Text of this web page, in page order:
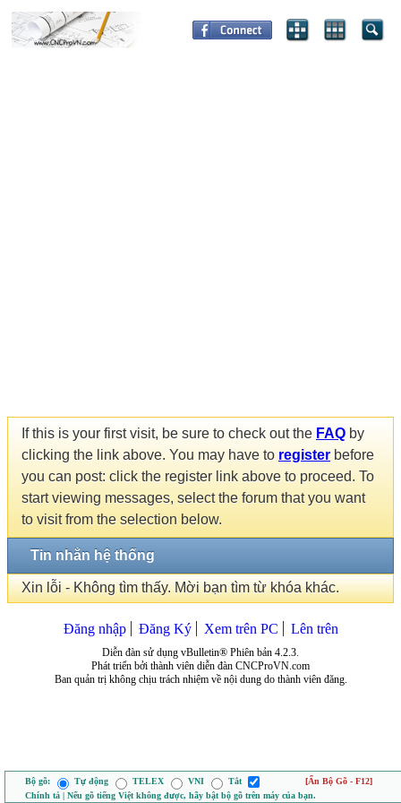
If this is your first visit, be sure to check out the FAQ by
clicking the link above. You may have to register before
you can post: click the register link above to proceed. To
start viewing messages, select the forum that you want
to visit from the selection below.
Tin nhắn hệ thống
Xin lỗi - Không tìm thấy. Mời bạn tìm từ khóa khác.
Đăng nhập Đăng Ký Xem trên PC Lên trên
Diễn đàn sử dụng vBulletin® Phiên bản 4.2.3.
Phát triển bởi thành viên diễn đàn CNCProVN.com
Ban quản trị không chịu trách nhiệm về nội dung do thành viên đăng.
Bộ gõ: Tự động TELEX VNI Tắt
[Ẩn Bộ Gõ - F12]
Chính tả | Nếu gõ tiếng Việt không được, hãy bật bộ gõ trên máy của bạn.